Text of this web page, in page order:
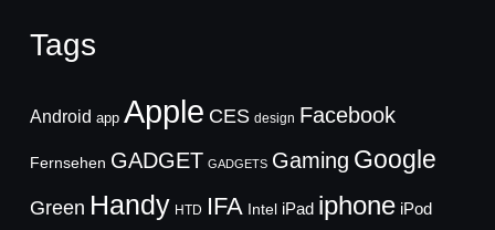
Tags
Android app Apple CES design Facebook
Fernsehen GADGET GADGETS Gaming Google
Green Handy HTD IFA Intel iPad iphone iPod